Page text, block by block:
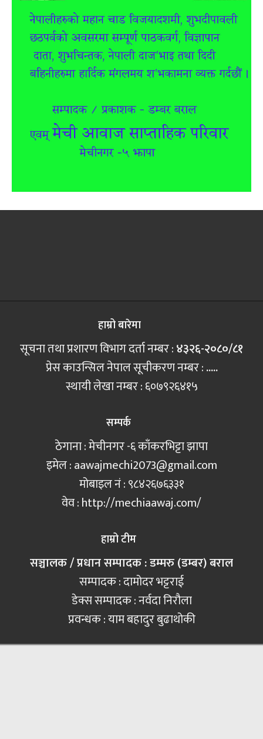
हाम्रो बारेमा
सूचना तथा प्रशारण विभाग दर्ता नम्बर :४३२६-२०८०/८१
प्रेस काउन्सिल नेपाल सूचीकरण नम्बर :.....
स्थायी लेखा नम्बर : ६०७९२६४१५
सम्पर्क
ठेगाना : मेचीनगर -६ काँकरभिट्टा झापा
इमेल :aawajmechi2073@gmail.com
मोबाइल नं‍ : ९८४२६७६३३१
वेव : http://mechiaawaj.com/
हाम्रो टीम
सञ्चालक / प्रधान सम्पादक : डम्मरु (डम्बर) बराल
सम्पादक : दामोदर भट्टराई
डेक्स सम्पादक : नर्वदा निरौला
प्रवन्धक : याम बहादुर बुढाथोकी